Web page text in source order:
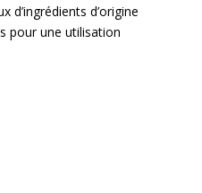
d’ingrédients d’origine
pour une utilisation